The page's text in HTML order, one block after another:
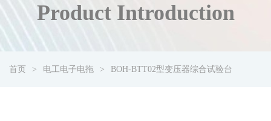
Product Introduction
首页 电工电子电拖 BOH-BTT02型变压器综合试验台